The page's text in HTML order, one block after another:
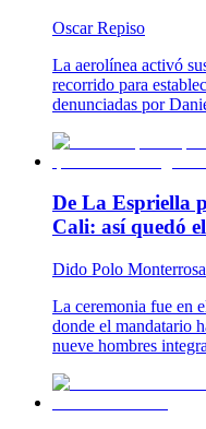
Oscar Repiso
La aerolínea activó
recorrido para
denunciadas por
De La Espriella
Cali: así quedó
Dido Polo Monterrosa
La ceremonia fue en
donde el mandatario
nueve hombres